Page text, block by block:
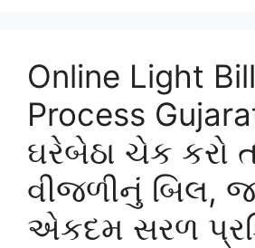
Online Light
Process
ઘરેબેઠા ચેક કરો
વીજળીનું બિલ,
એકદમ સરળ